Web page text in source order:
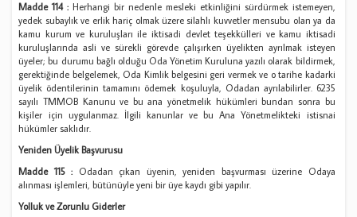
Madde 114 : Herhangi bir nedenle mesleki etkinliğini sürdürmek istemeyen,
yedek subaylık ve erlik hariç olmak üzere silahlı kuvvetler mensubu olan ya da
kamu kurum ve kuruluşları ile iktisadi devlet teşekkülleri ve kamu iktisadi
kuruluşlarında asli ve sürekli görevde çalışırken üyelikten ayrılmak isteyen
üyeler; bu durumu bağlı olduğu Oda Yönetim Kuruluna yazılı olarak bildirmek,
gerektiğinde belgelemek, Oda Kimlik belgesini geri vermek ve o tarihe kadarki
üyelik ödentilerinin tamamını ödemek koşuluyla, Odadan ayrılabilirler. 6235
sayılı TMMOB Kanunu ve bu ana yönetmelik hükümleri bundan sonra bu
kişiler için uygulanmaz. İlgili kanunlar ve bu Ana Yönetmelikteki istisnai
hükümler saklıdır.
Yeniden Üyelik Başvurusu
Madde 115 : Odadan çıkan üyenin, yeniden başvurması üzerine Odaya
alınması işlemleri, bütünüyle yeni bir üye kaydı gibi yapılır.
Yolluk ve Zorunlu Giderler